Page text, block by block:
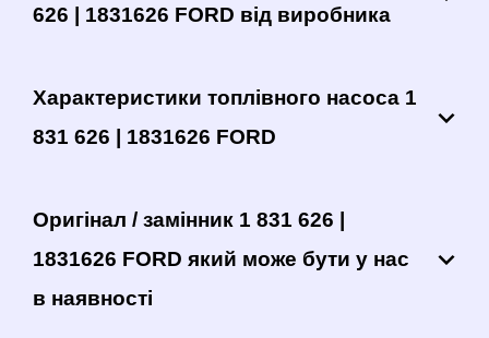
626 | 1831626 FORD від виробника
Характеристики топлівного насоса 1
831 626 | 1831626 FORD
Оригінал / замінник 1 831 626 |
1831626 FORD який може бути у нас
в наявності